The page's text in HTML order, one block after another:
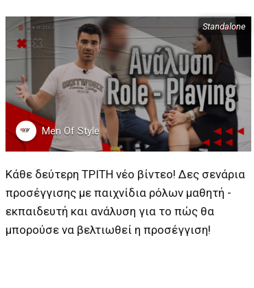
Men Of Style
Περιεχόμενα
Standalone
Κάθε δεύτερη ΤΡΙΤΗ νέο βίντεο! Δες σενάρια
προσέγγισης με παιχνίδια ρόλων μαθητή -
εκπαιδευτή και ανάλυση για το πώς θα
μπορούσε να βελτιωθεί η προσέγγιση!